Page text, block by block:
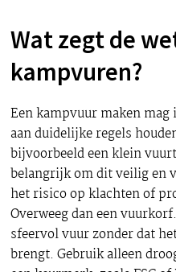
Wat zegt de
kampvuren?
Een kampvuur maken
aan duidelijke regels
bijvoorbeeld een klein
belangrijk om dit veilig en
het risico op klachten of
Overweeg dan een
sfeervol vuur zonder dat
brengt. Gebruik alleen